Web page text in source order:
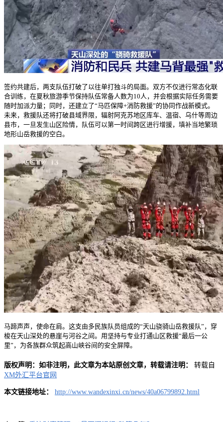
签约共建后，两支队伍打破了以往单打独斗的局面。双方不仅进行常态化联
合训练，在夏秋旅游季节保持队伍常备人数为10人，并会根据实际任务需要
随时加派力量；同时，还建立了“马匹保障+消防救援”的协同作战新模式。
未来，救援队还将打破县域界限，辐射阿克苏地区库车、温宿、乌什等周边
县市，一旦发生山区险情，队伍可以第一时间跨区进行增援，填补当地繁琐
地形山岳救援的空白。
马蹄声声，使命在肩。这支由多民族队员组成的“天山骁骑山岳救援队”，穿
梭在天山深处的悬崖与河谷之间。用坚持与专业打通山区救援“最后一公
里”，为各族群众筑起高山峡谷间的安全屏障。
版权声明：如非注明，此文章为本站原创文章，转载请注明：
转载自
XM外汇平台官网
本文链接地址： http://www.wandexinxi.cn/news/40a06799892.html